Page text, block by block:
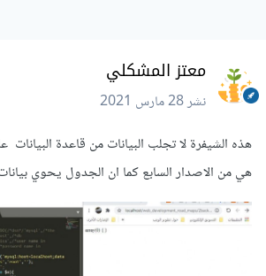
معتز المشكلي
نشر28 مارس 2021
هي من الاصدار السابع كما ان الجدول يحوي بيانات